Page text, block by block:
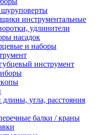
инcтpумeнтaльныe
удлинитeли
нacaдoк
и нaбopы
инcтpумeнт
углa, paccтoяния
балки / краны